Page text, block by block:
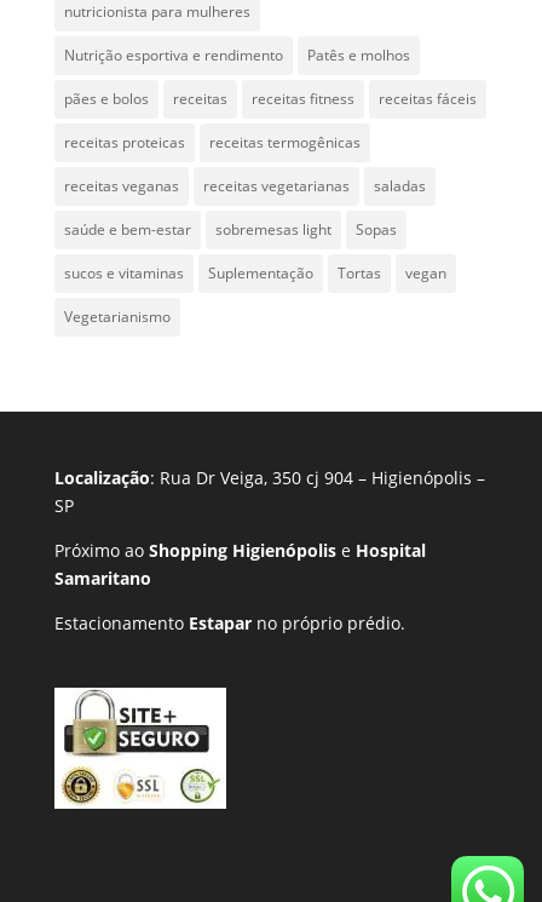
nutricionista para mulheres
Nutrição esportiva e rendimento Patês e molhos
pães e bolos receitas receitas fitness receitas fáceis
receitas proteicas receitas termogênicas
receitas veganas receitas vegetarianas saladas
saúde e bem-estar sobremesas light Sopas
sucos e vitaminas Suplementação Tortas vegan
Vegetarianismo
Localização: Rua Dr Veiga, 350 cj 904 – Higienópolis –
SP
Próximo ao Shopping Higienópolise Hospital
Samaritano
Estacionamento Estaparno próprio prédio.